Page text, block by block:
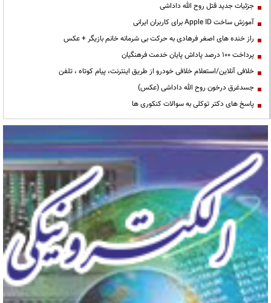
جزئیات جدید قتل روح الله داداشی
آموزش ساخت Apple ID برای کاربران ایرانی
راز خنده های اصغر فرهادی به حرکت بی شرمانه خانم بازیگر + عکس
پرداخت ۱۰۰ درصد پاداش پایان خدمت فرهنگیان
خلافی آنلاین/استعلام خلافی خودرو از طریق اینترنت، پیام کوتاه ، تلفن
جسدغرق درخون روح الله داداشی (عکس)
پاسخ های دکتر توکلی به سوالات کنکوری ها